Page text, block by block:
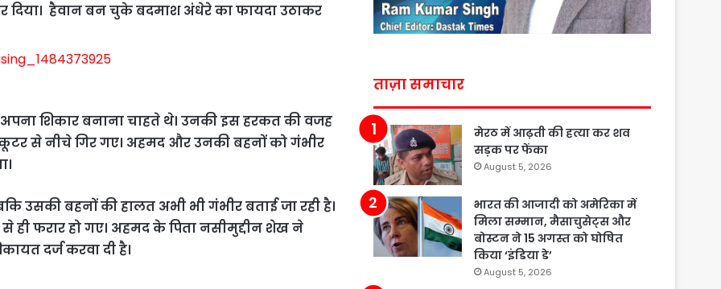
दिया। हैवान बन चुके बदमाश अंधेरे का फायदा उठाकर
शिकार बनाना चाहते थे। उनकी इस हरकत की वजह
से नीचे गिर गए। अहमद और उनकी बहनों को गंभीर
उसकी बहनों की हालत अभी भी गंभीर बताई जा रही है।
फरार हो गए। अहमद के पिता नसीमुद्दीन शेख ने
दर्ज करवा दी है।
ताज़ा समाचार
मेरठ में आढ़ती की हत्या कर शव
सड़क पर फेंका
August 5, 2026
भारत की आजादी को अमेरिका में
मिला सम्मान, मैसाचुसेट्स और
बोस्टन ने 15 अगस्त को घोषित
किया ‘इंडिया डे’
August 5, 2026